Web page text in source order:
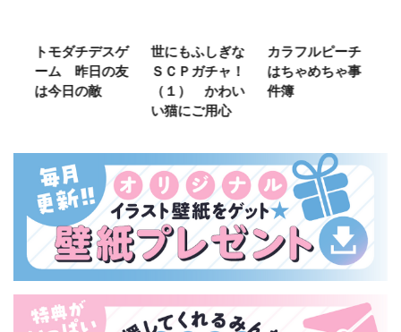
トモダチデスゲ
ーム 昨日の友
は今日の敵
世にもふしぎな
ＳＣＰガチャ！
（１） かわい
い猫にご用心
カラフルピーチ
はちゃめちゃ事
件簿